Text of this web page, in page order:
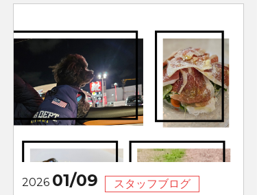
2026 01/09
スタッフブログ